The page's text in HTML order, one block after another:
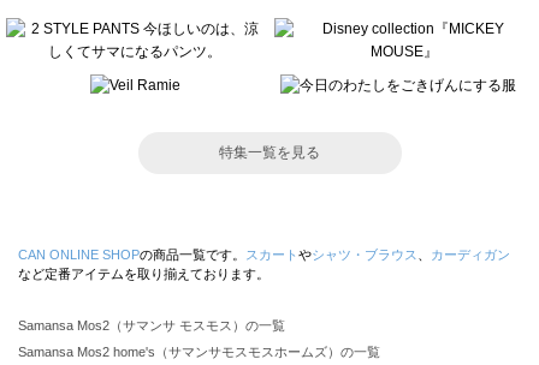
特集一覧を見る
CAN ONLINE SHOPの商品一覧です。 スカート やシャツ・ブラウス
カーディガン
など定番アイテムを取り揃えております。
Samansa Mos2（サマンサ モスモス）の一覧
Samansa Mos2 home's（サマンサモスモスホームズ）の一覧